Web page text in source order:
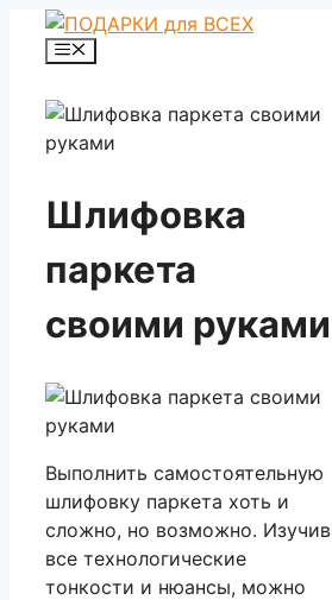
Перейти
Меню
Шлифовка
паркета
своими руками
Выполнить самостоятельную
шлифовку паркета хоть и
сложно, но возможно. Изучив
все технологические
тонкости и нюансы, можно